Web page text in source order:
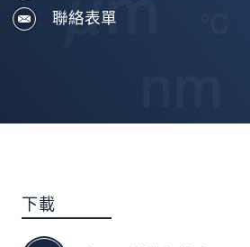
聯絡表單
下載